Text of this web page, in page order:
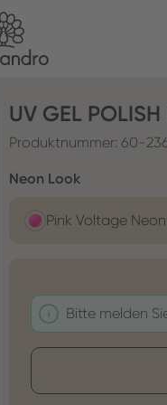
UV GEL
Produktnummer: 60-
Neon Lookauswählen
Pink Voltage Neon
Bitte melden